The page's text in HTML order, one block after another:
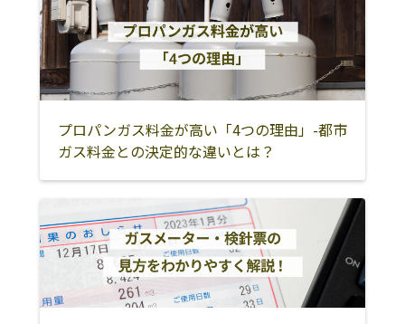
薩摩郡さつま町 阿久根市
出水市
出水郡長島町
霧島市
姶良郡湧水町
曽於市
垂水市
鹿屋市
志布志市
肝属郡東串良町
肝属郡肝付町
肝属郡錦江町
肝属郡南大隅町
奄美市
西之表市
熊毛郡中種子町
熊毛郡南種子町
大島郡大和村
大島郡宇検村
大島郡瀬戸内町
大島郡龍郷町
大島郡喜界町
大島郡徳之島町
大島郡天城町
大島郡伊仙町
プロパンガス料金が高い「4つの理由」-都市
ガス料金との決定的な違いとは？